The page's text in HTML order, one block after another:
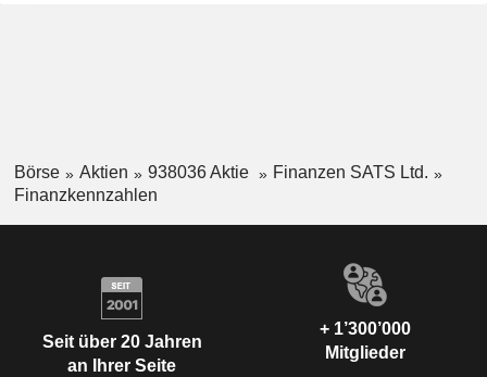
Börse Aktien 938036 Aktie
Finanzen SATS Ltd.
Finanzkennzahlen
Seit über 20 Jahren
an Ihrer Seite
+ 1’300’000
Mitglieder